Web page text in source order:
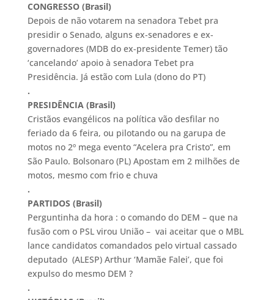
CONGRESSO (Brasil)
Depois de não votarem na senadora Tebet pra
presidir o Senado, alguns ex-senadores e ex-
governadores (MDB do ex-presidente Temer) tão
‘cancelando’ apoio à senadora Tebet pra
Presidência. Já estão com Lula (dono do PT)
.
PRESIDÊNCIA (Brasil)
Cristãos evangélicos na política vão desfilar no
feriado da 6 feira, ou pilotando ou na garupa de
motos no 2º mega evento “Acelera pra Cristo”, em
São Paulo. Bolsonaro (PL) Apostam em 2 milhões de
motos, mesmo com frio e chuva
.
PARTIDOS (Brasil)
Perguntinha da hora : o comando do DEM – que na
fusão com o PSL virou União – vai aceitar que o MBL
lance candidatos comandados pelo virtual cassado
deputado (ALESP) Arthur ‘Mamãe Falei’, que foi
expulso do mesmo DEM ?
.